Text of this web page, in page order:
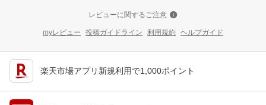
レビューに関するご注意
myレビュー 投稿ガイドライン 利用規約 ヘルプガイド
楽天市場アプリ新規利用で1,000ポイント